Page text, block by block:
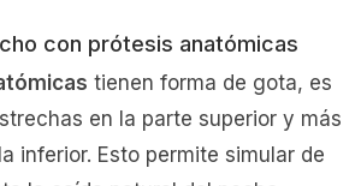
con prótesis anatómicas
tienen forma de gota, es
en la parte superior y más
inferior. Esto permite simular de